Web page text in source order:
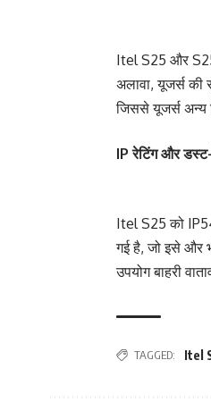
Itel S25 और
अलावा, यूजर्स की
जिससे यूजर्स अन्य
IP रेटिंग और
Itel S25 को
गई है, जो इसे और
उपयोग बाहरी
TAGGED: Itel